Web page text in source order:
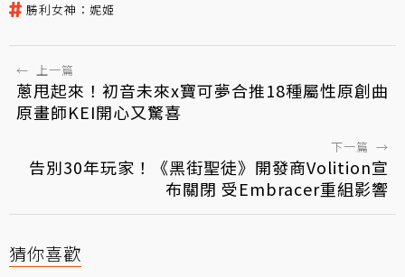
勝利女神：妮姬
← 上一篇
蔥甩起來！初音未來x寶可夢合推18種屬性原創曲
原畫師KEI開心又驚喜
下一篇 →
告別30年玩家！《黑街聖徒》開發商Volition宣
布關閉 受Embracer重組影響
猜你喜歡